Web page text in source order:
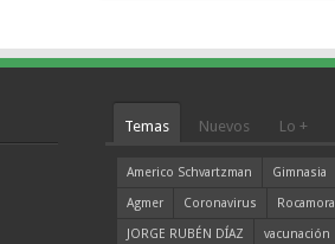
Temas Nuevos Lo +
Americo Schvartzman Gimnasia
Agmer
Coronavirus
Rocamora
JORGE RUBÉN DÍAZ
vacunación